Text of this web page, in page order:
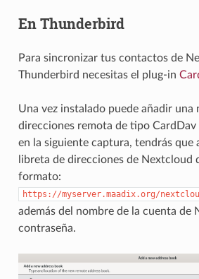
En Thunderbird
Para sincronizar tus contactos de
Thunderbird necesitas el plug-in
Una vez instalado puede añadir una
direcciones remota de tipo CardDav
en la siguiente captura, tendrás que
libreta de direcciones de Nextcloud
formato:
https://myserver.maadix.org/
además del nombre de la cuenta de
contraseña.